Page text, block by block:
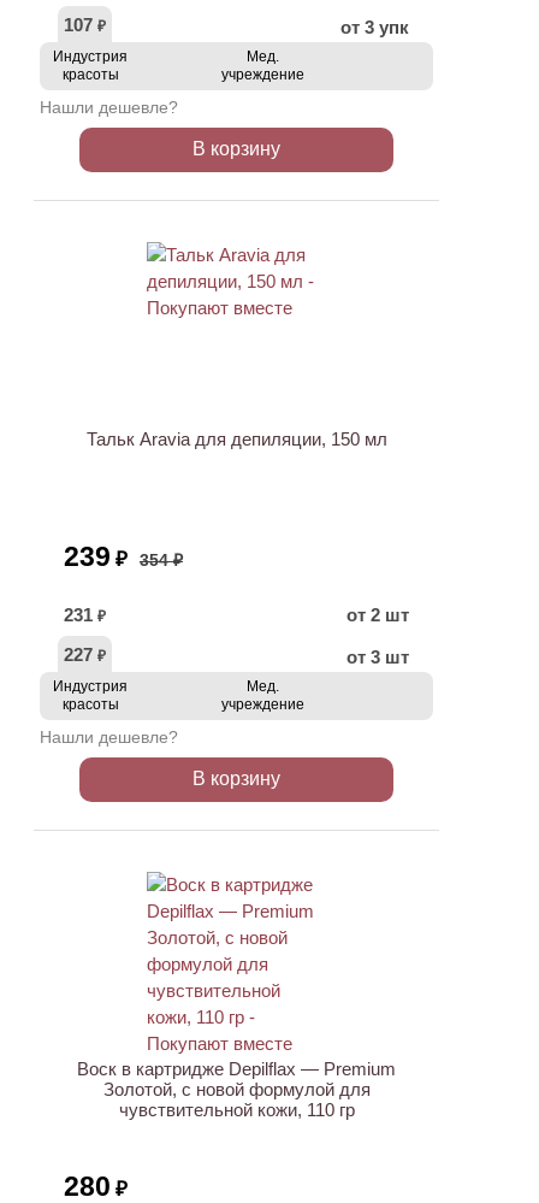
107 ₽ от 3 упк
Индустрия
красоты
Мед.
учреждение
Нашли дешевле?
В корзину
Тальк Aravia для депиляции, 150 мл
239 ₽ 354 ₽
231 ₽
от 2 шт
227 ₽ от 3 шт
Индустрия
красоты
Мед.
учреждение
Нашли дешевле?
В корзину
Воск в картридже Depilflax — Premium
Золотой, с новой формулой для
чувствительной кожи, 110 гр
280 ₽